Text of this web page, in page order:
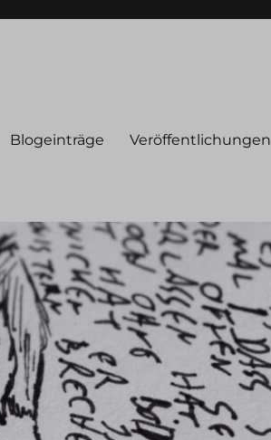
Blogeinträge Veröffentlichungen